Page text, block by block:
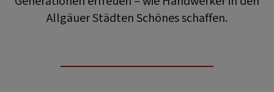
Allgäuer Städten Schönes schaffen.